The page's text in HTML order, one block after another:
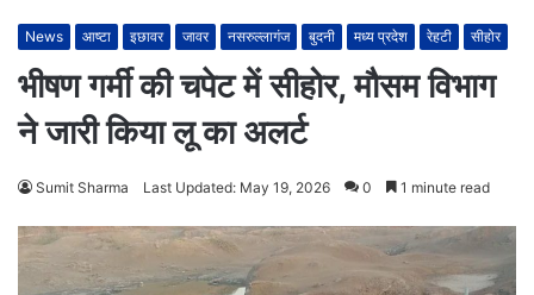
News आष्टा इछावर जावर नसरुल्लागंज बुदनी मध्य प्रदेश रेहटी सीहोर
भीषण गर्मी की चपेट में सीहोर, मौसम विभाग
ने जारी किया लू का अलर्ट
Sumit Sharma Last Updated: May 19, 2026 0 1 minute read